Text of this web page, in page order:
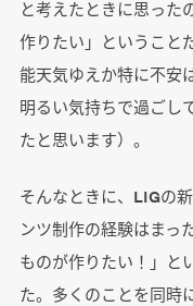
と考えたときに思った
作りたい」ということ
能天気ゆえか特に不安
明るい気持ちで過ごし
たと思います）。
そんなときに、LIGの
ンツ制作の経験はまっ
ものが作りたい！」と
た。多くのことを同時